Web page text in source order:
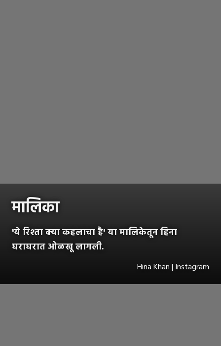
मालिका
'ये रिश्ता क्या कहलाचा है' या मालिकेतून हिना
घराघरात ओळखू लागली.
Hina Khan | Instagram